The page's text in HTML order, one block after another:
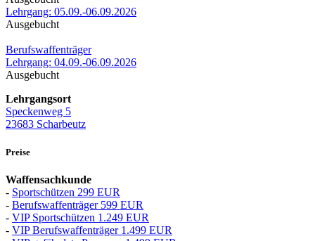
Lehrgang: 05.09.-06.09.2026
Ausgebucht
Berufswaffenträger
Lehrgang: 04.09.-06.09.2026
Ausgebucht
Lehrgangsort
Speckenweg 5
23683 Scharbeutz
Preise
Waffensachkunde
- Sportschützen 299 EUR
- Berufswaffenträger 599 EUR
- VIP Sportschützen 1.249 EUR
- VIP Berufswaffenträger 1.499 EUR